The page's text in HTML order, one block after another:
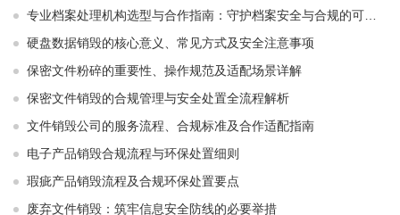
专业档案处理机构选型与合作指南：守护档案安全与合规的可靠伙伴
硬盘数据销毁的核心意义、常见方式及安全注意事项
保密文件粉碎的重要性、操作规范及适配场景详解
保密文件销毁的合规管理与安全处置全流程解析
文件销毁公司的服务流程、合规标准及合作适配指南
电子产品销毁合规流程与环保处置细则
瑕疵产品销毁流程及合规环保处置要点
废弃文件销毁：筑牢信息安全防线的必要举措